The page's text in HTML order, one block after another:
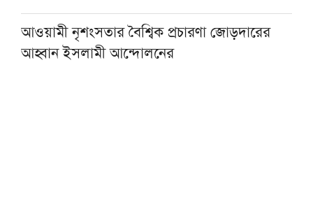
আওয়ামী নৃশংসতার বৈশ্বিক প্রচারণা জোড়দারের
আহ্বান ইসলামী আন্দোলনের